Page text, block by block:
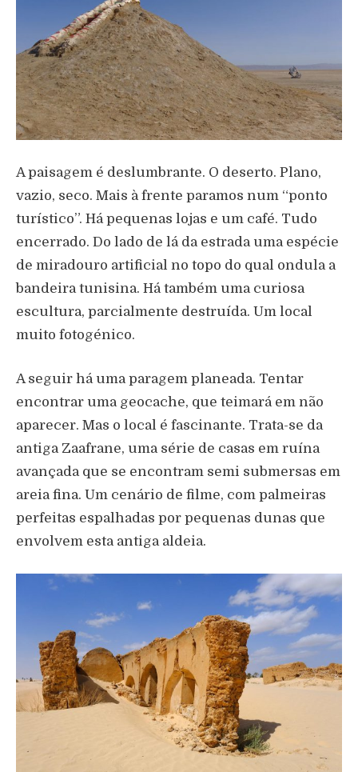
A paisagem é deslumbrante. O deserto. Plano,
vazio, seco. Mais à frente paramos num “ponto
turístico”. Há pequenas lojas e um café. Tudo
encerrado. Do lado de lá da estrada uma espécie
de miradouro artificial no topo do qual ondula a
bandeira tunisina. Há também uma curiosa
escultura, parcialmente destruída. Um local
muito fotogénico.
A seguir há uma paragem planeada. Tentar
encontrar uma geocache, que teimará em não
aparecer. Mas o local é fascinante. Trata-se da
antiga Zaafrane, uma série de casas em ruína
avançada que se encontram semi submersas em
areia fina. Um cenário de filme, com palmeiras
perfeitas espalhadas por pequenas dunas que
envolvem esta antiga aldeia.